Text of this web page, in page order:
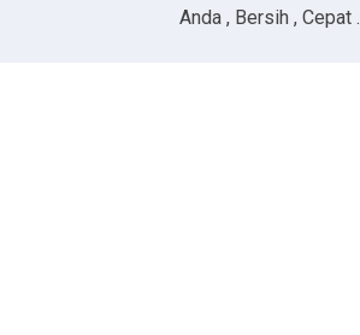
Anda , Bersih , Cepat .